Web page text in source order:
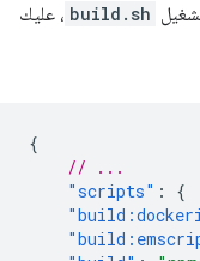
build.sh ، عليك
{
// ...
"scripts" :
{